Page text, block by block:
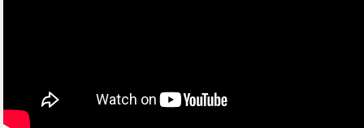
(0 Reviews)